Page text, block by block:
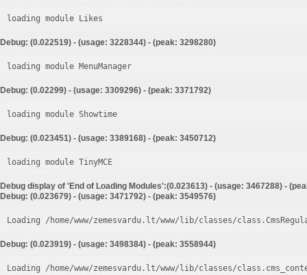
loading module Likes
Debug: (0.022519) - (usage: 3228344) - (peak: 3298280)
loading module MenuManager
Debug: (0.02299) - (usage: 3309296) - (peak: 3371792)
loading module Showtime
Debug: (0.023451) - (usage: 3389168) - (peak: 3450712)
loading module TinyMCE
Debug display of 'End of Loading Modules':(0.023613) - (usage: 3467288) -
Debug: (0.023679) - (usage: 3471792) - (peak: 3549576)
Loading /home/www/zemesvardu.lt/www/lib/classes/
Debug: (0.023919) - (usage: 3498384) - (peak: 3558944)
Loading /home/www/zemesvardu.lt/www/lib/classes/